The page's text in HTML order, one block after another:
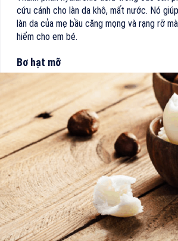
cứu cánh cho làn da khô, mất nước. Nó
làn da của mẹ bầu căng mọng và rạng rỡ
hiểm cho em bé.
Bơ hạt mỡ